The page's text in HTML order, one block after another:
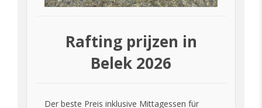
Rafting prijzen in
Belek 2026
Der beste Preis inklusive Mittagessen für